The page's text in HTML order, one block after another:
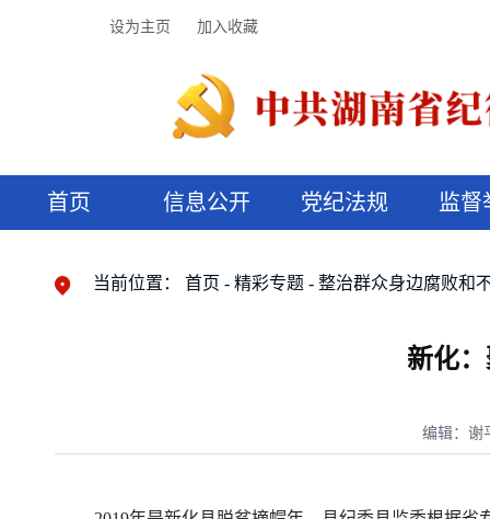
设为主页 加入收藏
首页 信息公开 党纪法规 监督
当前位置： 首页 精彩专题 整治群众身边腐败和
新化
编辑：谢